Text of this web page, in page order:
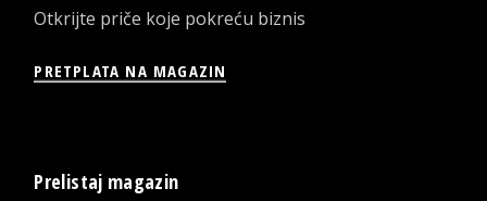
Otkrijte priče koje pokreću biznis
PRETPLATA NA MAGAZIN
Prelistaj magazin